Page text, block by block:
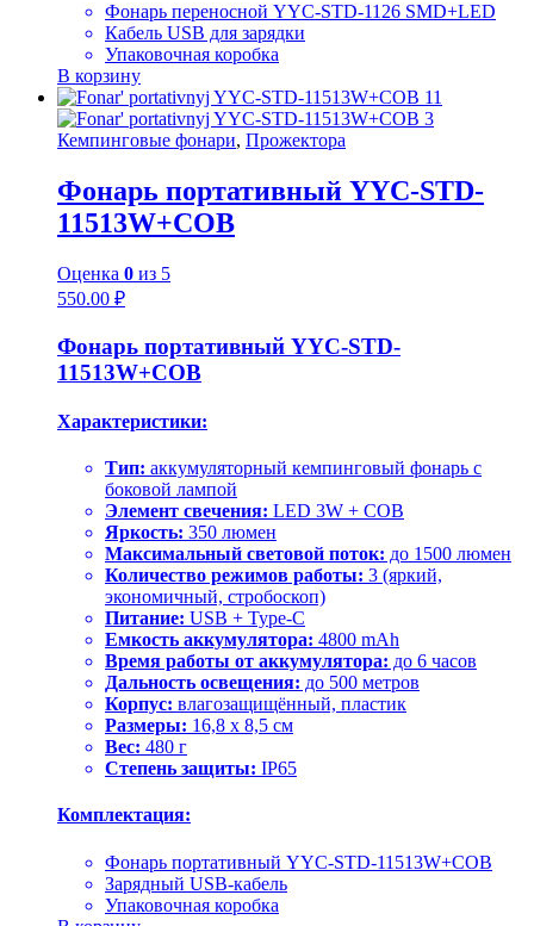
Фонарь переносной YYC-STD-1126 SMD+LED
Кабель USB для зарядки
Упаковочная коробка
В корзину
Кемпинговые фонари, Прожектора
Фонарь портативный YYC-STD-
11513W+COB
Оценка 0 из 5
550.00 ₽
Фонарь портативный YYC-STD-
11513W+COB
Характеристики:
Тип: аккумуляторный кемпинговый фонарь с
боковой лампой
Элемент свечения: LED 3W + COB
Яркость: 350 люмен
Максимальный световой поток: до 1500 люмен
Количество режимов работы: 3 (яркий,
экономичный, стробоскоп)
Питание: USB + Type-C
Емкость аккумулятора: 4800 mAh
Время работы от аккумулятора: до 6 часов
Дальность освещения: до 500 метров
Корпус: влагозащищённый, пластик
Размеры: 16,8 x 8,5 см
Вес: 480 г
Степень защиты: IP65
Комплектация:
Фонарь портативный YYC-STD-11513W+COB
Зарядный USB-кабель
Упаковочная коробка